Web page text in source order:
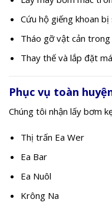
Cứu hộ giếng khoan bị
Tháo gỡ vật cản trong
Thay thế và lắp đặt
Phục vụ toàn
Chúng tôi nhận lấy bơm
Thị trấn Ea Wer
Ea Bar
Ea Nuôl
Krông Na